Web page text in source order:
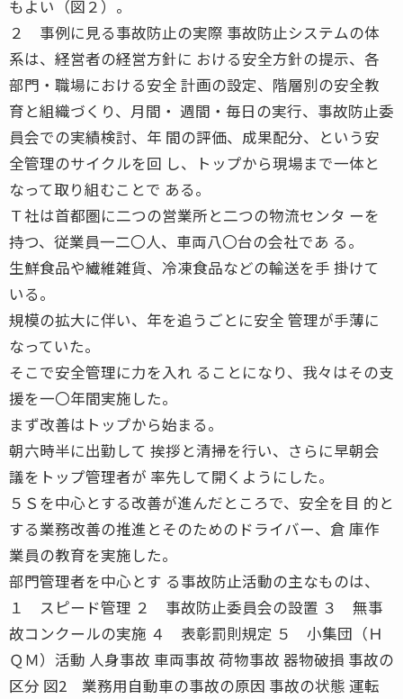
もよい（図２）。
２ 事例に見る事故防止の実際 事故防止システムの体
系は、経営者の経営方針に おける安全方針の提示、各
部門・職場における安全 計画の設定、階層別の安全教
育と組織づくり、月間・ 週間・毎日の実行、事故防止委
員会での実績検討、年 間の評価、成果配分、という安
全管理のサイクルを回 し、トップから現場まで一体と
なって取り組むことで ある。
Ｔ社は首都圏に二つの営業所と二つの物流センタ ーを
持つ、従業員一二〇人、車両八〇台の会社であ る。
生鮮食品や繊維雑貨、冷凍食品などの輸送を手 掛けて
いる。
規模の拡大に伴い、年を追うごとに安全 管理が手薄に
なっていた。
そこで安全管理に力を入れ ることになり、我々はその支
援を一〇年間実施した。
まず改善はトップから始まる。
朝六時半に出勤して 挨拶と清掃を行い、さらに早朝会
議をトップ管理者が 率先して開くようにした。
５Ｓを中心とする改善が進んだところで、安全を目 的と
する業務改善の推進とそのためのドライバー、倉 庫作
業員の教育を実施した。
部門管理者を中心とす る事故防止活動の主なものは、
１ スピード管理 ２ 事故防止委員会の設置 ３ 無事
故コンクールの実施 ４ 表彰罰則規定 ５ 小集団（Ｈ
ＱＭ）活動 人身事故 車両事故 荷物事故 器物破損 事故の
区分 図2 業務用自動車の事故の原因 事故の状態 運転